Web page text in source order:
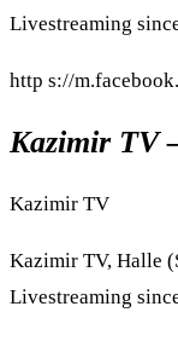
Livestreaming
http s://
Kazimir TV
Kazimir TV
Kazimir TV, Halle
Livestreaming